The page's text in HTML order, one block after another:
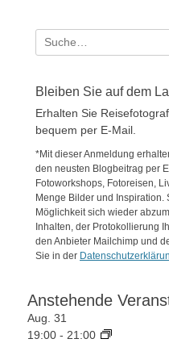
Suche
nach:
Bleiben Sie auf dem
Erhalten Sie
bequem per E-Mail.
*Mit dieser Anmeldung
den neusten Blogbeitrag per
Fotoworkshops, Fotoreisen,
Menge Bilder und
Möglichkeit sich wieder
Inhalten, der Protokollierung
den Anbieter Mailchimp und
Sie in der
Anstehende
Aug. 31
19:00 - 21:00